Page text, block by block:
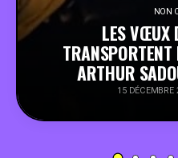
BONS
NON
LES VŒUX
ARTHUR
15 DÉCEMBRE